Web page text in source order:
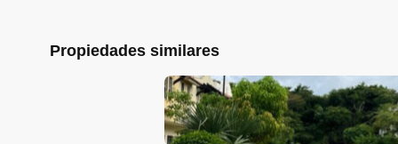
Propiedades similares